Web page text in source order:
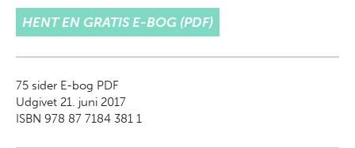
HENT EN GRATIS E-BOG (PDF)
75 sider E-bog PDF
Udgivet 21. juni 2017
ISBN 978 87 7184 381 1